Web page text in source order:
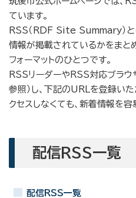
ています。
RSS（RDF Site Summary）と
情報が掲載されているかをま
フォーマットのひとつです。
RSSリーダーやRSS対応ブラウ
参照）し、下記のURLを登録い
クセスしなくても、新着情報を
配信RSS一覧
配信RSS一覧